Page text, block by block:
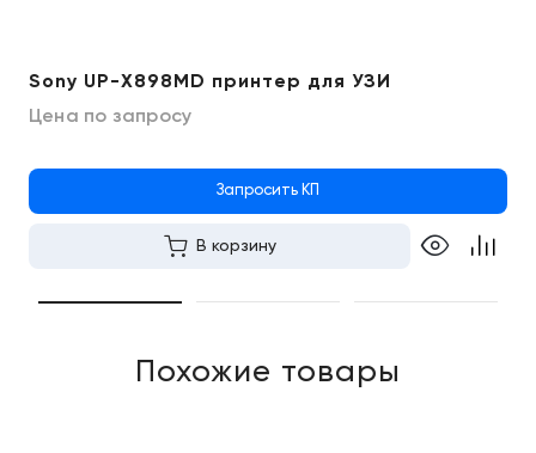
Sony UP-X898MD принтер для УЗИ
Цена по запросу
Запросить КП
В корзину
Похожие товары